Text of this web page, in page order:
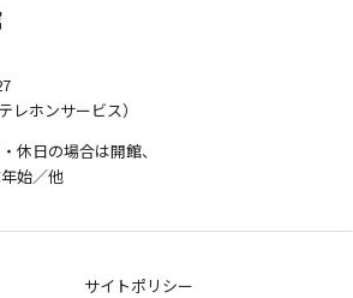
レホンサービス）
休日の場合は開館、
始／他
サイトポリシー